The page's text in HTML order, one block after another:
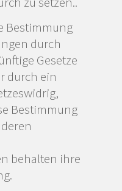
Bestimmung
durch
Gesetze
durch ein
Bestimmung
behalten ihre